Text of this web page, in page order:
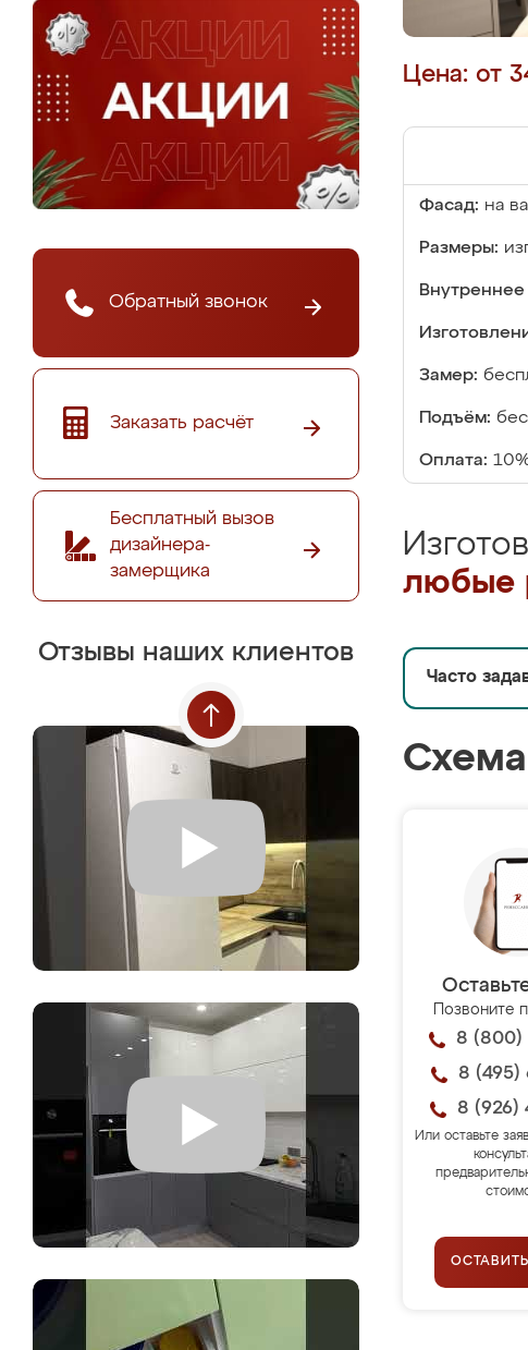
Обратный звонок
Заказать расчёт
Бесплатный вызов
дизайнера-
замерщика
Отзывы наших клиентов
Цена: от
Фасад: на
Размеры:
Замер:
Подъём:
Оплата:
любые
Часто
Позвоните
8 (800)
8 (495)
8 (926)
Или оставьте